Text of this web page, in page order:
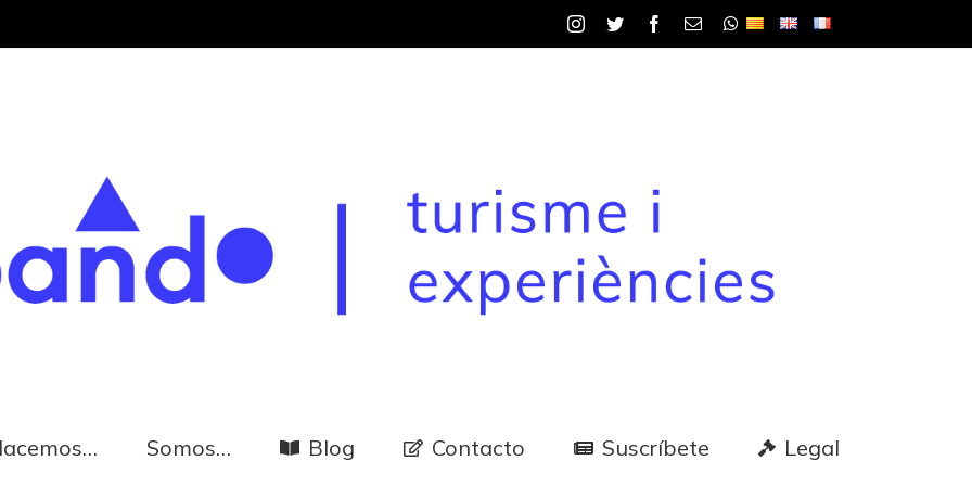
Instagram
Twitter Facebook
CorreoWhatsApp
Somos… Blog Contacto Suscríbete Legal